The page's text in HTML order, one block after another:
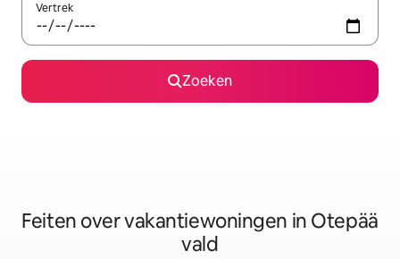
Vertrek
Zoeken
Feiten over vakantiewoningen in Otepää
vald